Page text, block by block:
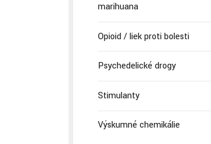
marihuana
Opioid / liek proti bolesti
Psychedelické drogy
Stimulanty
Výskumné chemikálie